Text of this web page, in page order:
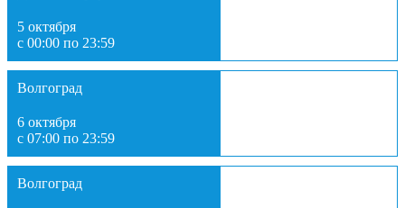
5 октября
с 00:00 по 23:59
Волгоград
6 октября
с 07:00 по 23:59
Волгоград